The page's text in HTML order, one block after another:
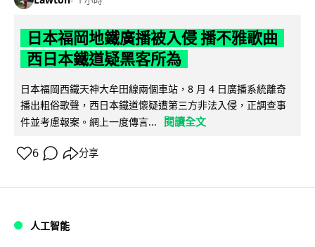
日本福岡地鐵廣播被入侵 播不雅歌曲
西日本鐵道疑黑客所為
日本福岡西鐵天神大牟田線兩個車站，8 月 4 日廣播系統離奇
播出粗俗歌聲，西日本鐵道懷疑遭第三方非法入侵，正調查事
件並考慮報案。網上一度傳言...
閱讀全文
6 分享
人工智能